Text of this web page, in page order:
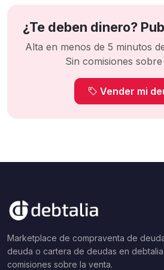
¿Te deben dinero?
Alta en menos de 5 minutos
Sin comisiones
Vender mi
Marketplace de compraventa de
deuda o cartera de deudas en
comisiones sobre la venta.